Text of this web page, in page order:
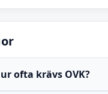
ofta krävs OVK?